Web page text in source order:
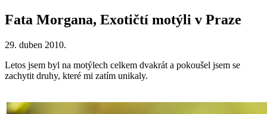
Fata Morgana, Exotičtí motýli v Praze
29. duben 2010.
Letos jsem byl na motýlech celkem dvakrát a pokoušel jsem se
zachytit druhy, které mi zatím unikaly.